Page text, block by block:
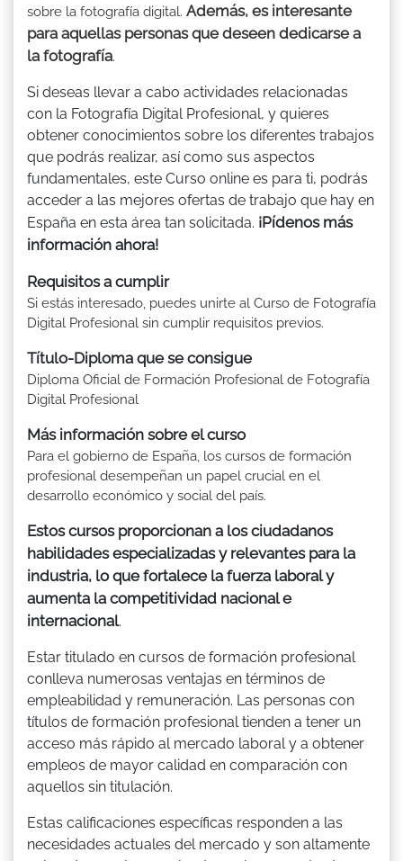
sobre la fotografía digital. Además, es interesante
para aquellas personas que deseen dedicarse a
la fotografía.
Si deseas llevar a cabo actividades relacionadas
con la Fotografía Digital Profesional, y quieres
obtener conocimientos sobre los diferentes trabajos
que podrás realizar, así como sus aspectos
fundamentales, este Curso online es para ti, podrás
acceder a las mejores ofertas de trabajo que hay en
España en esta área tan solicitada. ¡Pídenos más
información ahora!
Requisitos a cumplir
Si estás interesado, puedes unirte al Curso de Fotografía
Digital Profesional sin cumplir requisitos previos.
Título-Diploma que se consigue
Diploma Oficial de Formación Profesional de Fotografía
Digital Profesional
Más información sobre el curso
Para el gobierno de España, los cursos de formación
profesional desempeñan un papel crucial en el
desarrollo económico y social del país.
Estos cursos proporcionan a los ciudadanos
habilidades especializadas y relevantes para la
industria, lo que fortalece la fuerza laboral y
aumenta la competitividad nacional e
internacional.
Estar titulado en cursos de formación profesional
conlleva numerosas ventajas en términos de
empleabilidad y remuneración. Las personas con
títulos de formación profesional tienden a tener un
acceso más rápido al mercado laboral y a obtener
empleos de mayor calidad en comparación con
aquellos sin titulación.
Estas calificaciones específicas responden a las
necesidades actuales del mercado y son altamente